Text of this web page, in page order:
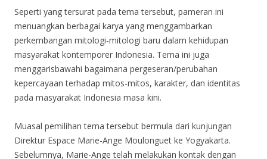
Seperti yang tersurat pada tema tersebut, pameran ini
menuangkan berbagai karya yang menggambarkan
perkembangan mitologi-mitologi baru dalam kehidupan
masyarakat kontemporer Indonesia. Tema ini juga
menggarisbawahi bagaimana pergeseran/perubahan
kepercayaan terhadap mitos-mitos, karakter, dan identitas
pada masyarakat Indonesia masa kini.
Muasal pemilihan tema tersebut bermula dari kunjungan
Direktur Espace Marie-Ange Moulonguet ke Yogyakarta.
Sebelumnya, Marie-Ange telah melakukan kontak dengan